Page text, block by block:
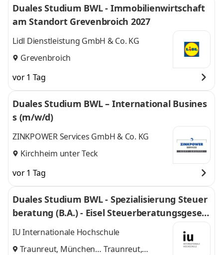
Duales Studium BWL - Immobilienwirtschaft
am Standort Grevenbroich 2027
Lidl Dienstleistung GmbH & Co. KG
Grevenbroich
vor 1 Tag
Duales Studium BWL – International Busines
s (m/w/d)
ZINKPOWER Services GmbH & Co. KG
Kirchheim unter Teck
vor 1 Tag
Duales Studium BWL - Spezialisierung Steuer
beratung (B.A.) - Eisel Steuerberatungsgesell
schaft mbH & Co. KG
IU Internationale Hochschule
Traunreut, München
Traunreut,